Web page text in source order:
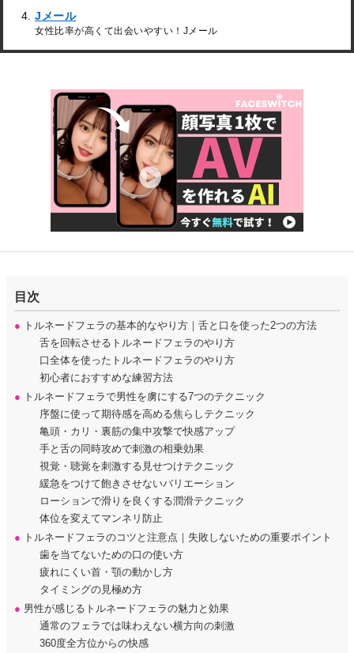
Jメール
女性比率が高くて出会いやすい！Jメール
目次
● トルネードフェラの基本的なやり方｜舌と口を使った2つの方法
舌を回転させるトルネードフェラのやり方
口全体を使ったトルネードフェラのやり方
初心者におすすめな練習方法
● トルネードフェラで男性を虜にする7つのテクニック
序盤に使って期待感を高める焦らしテクニック
亀頭・カリ・裏筋の集中攻撃で快感アップ
手と舌の同時攻めで刺激の相乗効果
視覚・聴覚を刺激する見せつけテクニック
緩急をつけて飽きさせないバリエーション
ローションで滑りを良くする潤滑テクニック
体位を変えてマンネリ防止
● トルネードフェラのコツと注意点｜失敗しないための重要ポイント
歯を当てないための口の使い方
疲れにくい首・顎の動かし方
タイミングの見極め方
● 男性が感じるトルネードフェラの魅力と効果
通常のフェラでは味わえない横方向の刺激
360度全方位からの快感